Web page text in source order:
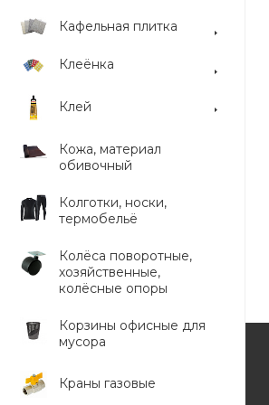
Кафельная плитка
Клеёнка
Клей
Кожа, материал
обивочный
Колготки, носки,
термобельё
Колёса поворотные,
хозяйственные,
колёсные опоры
Корзины офисные для
мусора
Краны газовые